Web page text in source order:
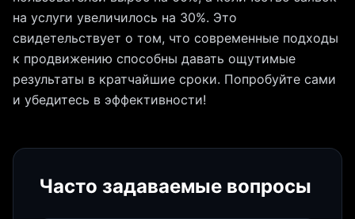
на услуги увеличилось на 30%. Это
свидетельствует о том, что современные подходы
к продвижению способны давать ощутимые
результаты в кратчайшие сроки. Попробуйте сами
и убедитесь в эффективности!
Часто задаваемые вопросы